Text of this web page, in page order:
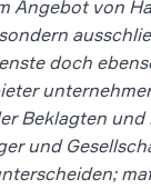
Angebot von
doch
Beklagten und
und